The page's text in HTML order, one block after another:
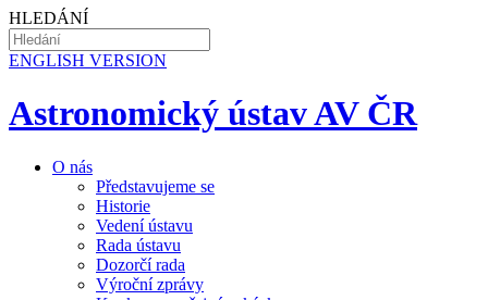
HLEDÁNÍ
ENGLISH VERSION
Astronomický ústav AV ČR
O nás
Představujeme se
Historie
Vedení ústavu
Rada ústavu
Dozorčí rada
Výroční zprávy